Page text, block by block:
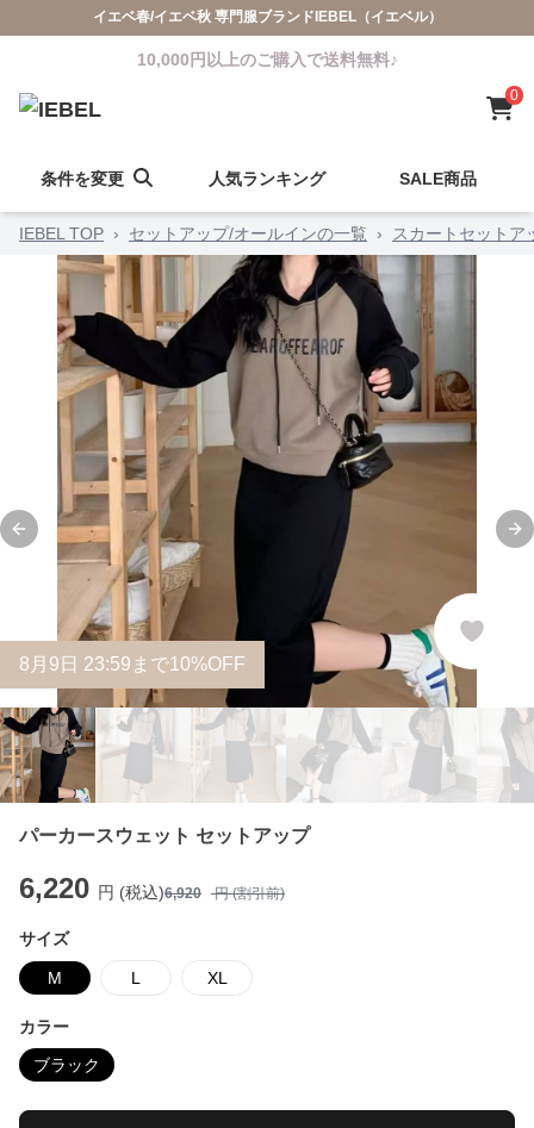
イエベ春/イエベ秋 専門服ブランドIEBEL（イエベル）
10,000円以上のご購入で送料無料♪
0
条件を変更 人気ランキング SALE商品
IEBEL TOP › セットアップ/オールインの一覧 › スカートセットア
Previous slide
8 月 9 日 23:59まで10%OFF
パーカースウェット セットアップ
6,220 円 (税込)6,920 円 (割引前)
サイズ
M L XL
カラー
ブラック